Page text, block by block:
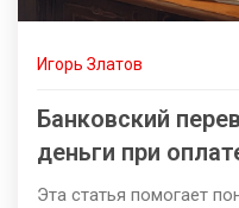
Игорь Златов
Банковский
деньги при
Эта статья помогает